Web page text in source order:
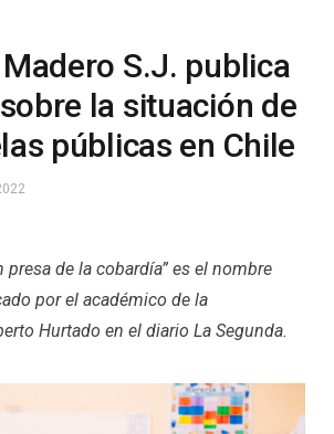
S.J. publica
la situación de
públicas en Chile
presa de la cobardía” es el nombre
por el académico de la
Hurtado en el diario La Segunda.